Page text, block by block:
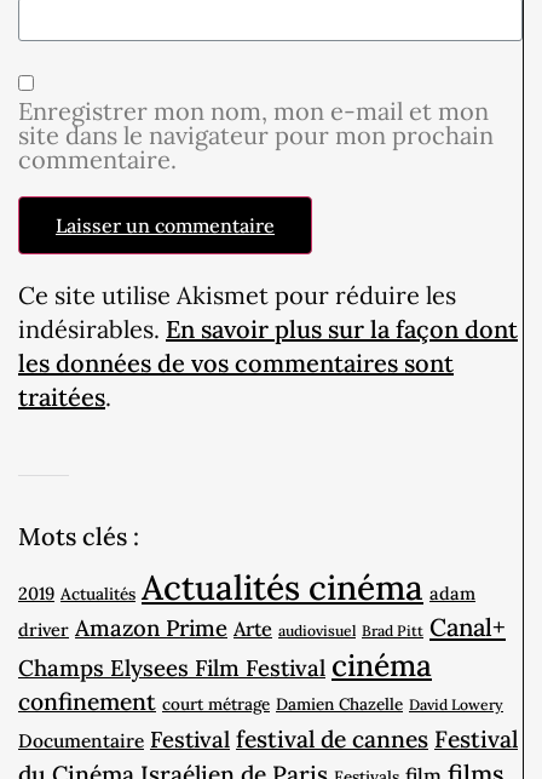
Enregistrer mon nom, mon e-mail et mon
site dans le navigateur pour mon prochain
commentaire.
Ce site utilise Akismet pour réduire les
indésirables. En savoir plus sur la façon dont
les données de vos commentaires sont
traitées.
Mots clés :
2019 Actualités Actualités cinéma adam
driver Amazon Prime Arte audiovisuel Brad Pitt Canal+
Champs Elysees Film Festival cinéma
confinement court métrage Damien Chazelle David Lowery
Documentaire Festival festival de cannes Festival